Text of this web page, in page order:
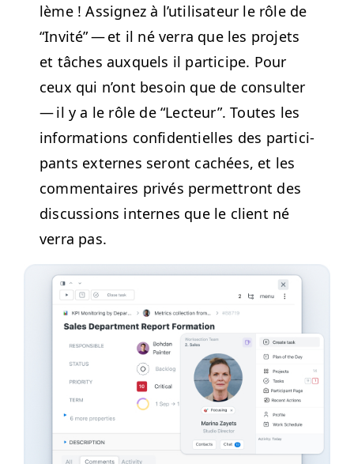
lème ! Assignez à l’u­til­isa­teur le rôle de
“Invité” — et il né ver­ra que les pro­jets
et tâch­es aux­quels il par­ticipe. Pour
ceux qui n’ont besoin que de con­sul­ter
— il y a le rôle de “Lecteur”. Toutes les
infor­ma­tions con­fi­den­tielles des par­tic­i­
pants externes seront cachées, et les
com­men­taires privés per­me­t­tront des
dis­cus­sions internes que le client né
ver­ra pas.